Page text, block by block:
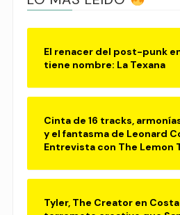
El renacer del post-punk
tiene nombre: La Texana
Cinta de 16 tracks,
y el fantasma de Leonard
Entrevista con The Lemon
Tyler, The Creator en Costa